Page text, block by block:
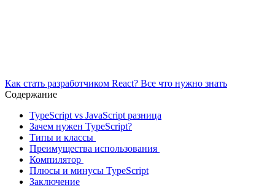
Как стать разработчиком React? Все что нужно знать
Содержание
TypeScript vs JavaScript разница
Зачем нужен TypeScript?
Типы и классы
Преимущества использования
Компилятор
Плюсы и минусы TypeScript
Заключение